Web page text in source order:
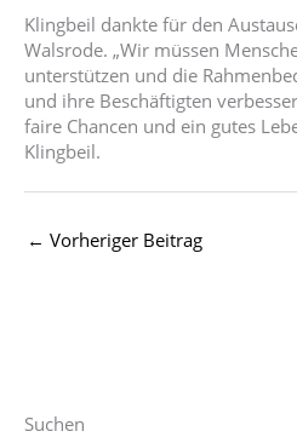
Klingbeil dankte für den
Walsrode. „Wir müssen
unterstützen und die
und ihre Beschäftigten
faire Chancen und ein gutes
Klingbeil.
← Vorheriger Beitrag
Suchen